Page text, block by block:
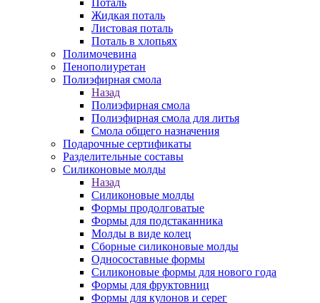
Поталь
Жидкая поталь
Листовая поталь
Поталь в хлопьях
Полимочевина
Пенополиуретан
Полиэфирная смола
Назад
Полиэфирная смола
Полиэфирная смола для литья
Смола общего назначения
Подарочные сертификаты
Разделительные составы
Силиконовые молды
Назад
Силиконовые молды
Формы продолговатые
Формы для подстаканника
Молды в виде колец
Сборные силиконовые молды
Односоставные формы
Силиконовые формы для нового года
Формы для фруктовниц
Формы для кулонов и серег